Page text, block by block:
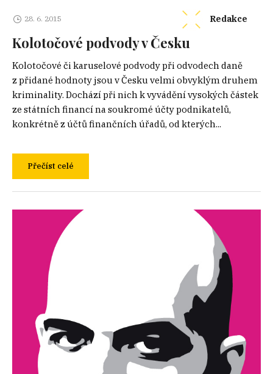
28. 6. 2015 Redakce
Kolotočové podvody v Česku
Kolotočové či karuselové podvody při odvodech daně
z přidané hodnoty jsou v Česku velmi obvyklým druhem
kriminality. Dochází při nich k vyvádění vysokých částek
ze státních financí na soukromé účty podnikatelů,
konkrétně z účtů finančních úřadů, od kterých...
Přečíst celé